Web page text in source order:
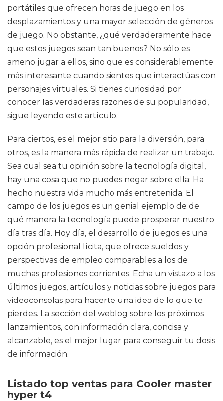
portátiles que ofrecen horas de juego en los
desplazamientos y una mayor selección de géneros
de juego. No obstante, ¿qué verdaderamente hace
que estos juegos sean tan buenos? No sólo es
ameno jugar a ellos, sino que es considerablemente
más interesante cuando sientes que interactúas con
personajes virtuales. Si tienes curiosidad por
conocer las verdaderas razones de su popularidad,
sigue leyendo este artículo.
Para ciertos, es el mejor sitio para la diversión, para
otros, es la manera más rápida de realizar un trabajo.
Sea cual sea tu opinión sobre la tecnología digital,
hay una cosa que no puedes negar sobre ella: Ha
hecho nuestra vida mucho más entretenida. El
campo de los juegos es un genial ejemplo de de
qué manera la tecnología puede prosperar nuestro
día tras día. Hoy día, el desarrollo de juegos es una
opción profesional lícita, que ofrece sueldos y
perspectivas de empleo comparables a los de
muchas profesiones corrientes. Echa un vistazo a los
últimos juegos, artículos y noticias sobre juegos para
videoconsolas para hacerte una idea de lo que te
pierdes. La sección del weblog sobre los próximos
lanzamientos, con información clara, concisa y
alcanzable, es el mejor lugar para conseguir tu dosis
de información.
Listado top ventas para Cooler master
hyper t4